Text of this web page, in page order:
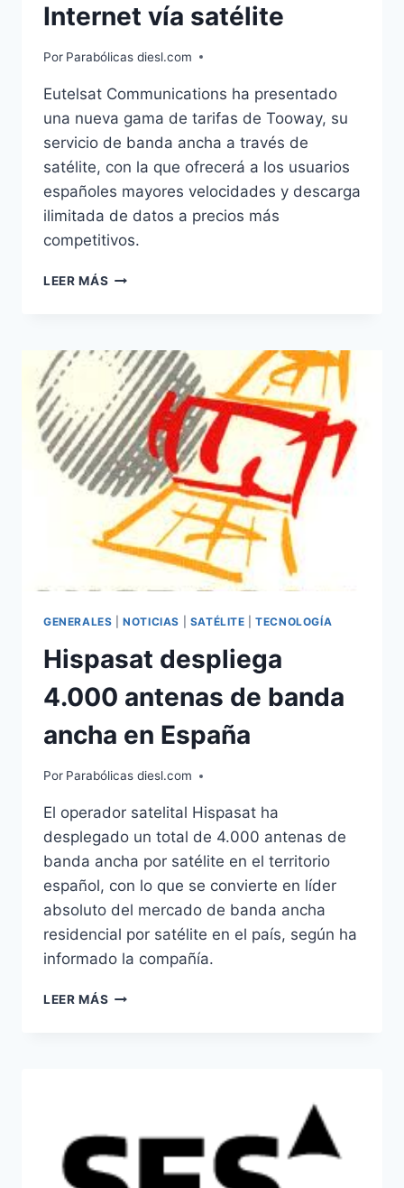
Internet vía satélite
Por Parabólicas diesl.com
Eutelsat Communications ha presentado
una nueva gama de tarifas de Tooway, su
servicio de banda ancha a través de
satélite, con la que ofrecerá a los usuarios
españoles mayores velocidades y descarga
ilimitada de datos a precios más
competitivos.
LEER MÁS EUTELSAT
OFERTA
DE
ACCESO
A
INTERNET
VÍA
SATÉLITE
GENERALES |NOTICIAS SATÉLITE |TECNOLOGÍA
Hispasat despliega
4.000 antenas de banda
ancha en España
Por Parabólicas diesl.com
El operador satelital Hispasat ha
desplegado un total de 4.000 antenas de
banda ancha por satélite en el territorio
español, con lo que se convierte en líder
absoluto del mercado de banda ancha
residencial por satélite en el país, según ha
informado la compañía.
LEER MÁS HISPASAT
ESPAÑA